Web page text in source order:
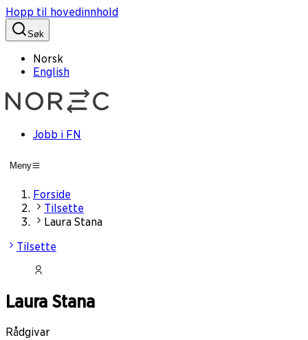
Hopp til hovedinnhold
Søk
Norsk
English
Jobb i FN
Meny
Forside
Tilsette
Laura Stana
Tilsette
Laura Stana
Rådgivar